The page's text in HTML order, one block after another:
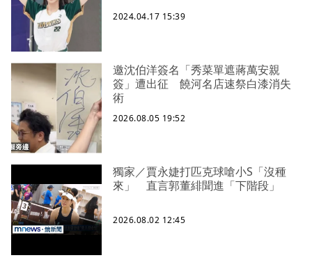
2024.04.17 15:39
邀沈伯洋簽名「秀菜單遮蔣萬安親
簽」遭出征 饒河名店速祭白漆消失
術
2026.08.05 19:52
獨家／賈永婕打匹克球嗆小S「沒種
來」 直言郭董緋聞進「下階段」
2026.08.02 12:45